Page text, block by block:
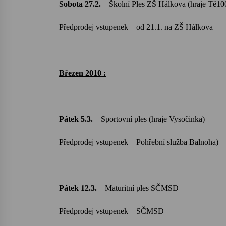
Sobota 27.2. – Školní Ples ZŠ Hálkova (hraje
Předprodej vstupenek – od 21.1. na ZŠ Hálkova
Březen 2010 :
Pátek 5.3. – Sportovní ples (hraje Vysočinka)
Předprodej vstupenek – Pohřební služba Balnoha)
Pátek 12.3. – Maturitní ples SČMSD
Předprodej vstupenek – SČMSD